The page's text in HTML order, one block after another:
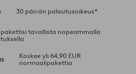
30 päivän palautusoikeus*
tavallista nopeammalla
Koskee yli 64,90 EUR
normaalipakettia